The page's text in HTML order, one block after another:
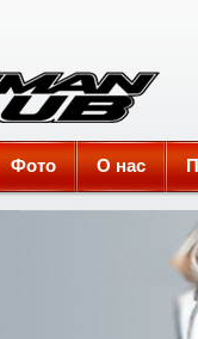
Фото О нас